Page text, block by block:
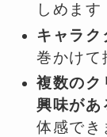
しめます
キャラク
巻かけて
複数のク
興味があ
体感でき